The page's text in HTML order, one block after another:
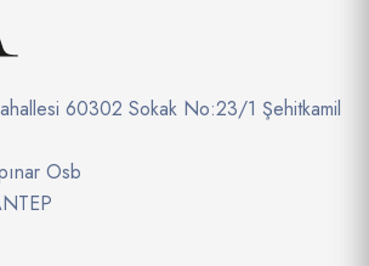
60302 Sokak No:23/1 Şehitkamil
Osb